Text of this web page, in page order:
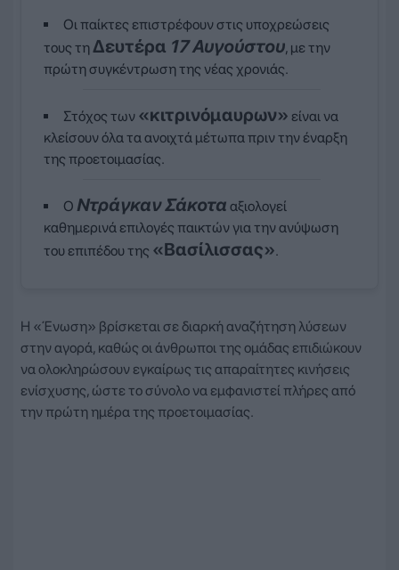
Οι παίκτες επιστρέφουν στις υποχρεώσεις
τους τηΔευτέρα 17 Αυγούστου, με την
πρώτη συγκέντρωση της νέας χρονιάς.
Στόχος των «κιτρινόμαυρων» είναι να
κλείσουν όλα τα ανοιχτά μέτωπα πριν την έναρξη
της προετοιμασίας.
Ο Ντράγκαν Σάκοτα αξιολογεί
καθημερινά επιλογές παικτών για την ανύψωση
του επιπέδου της «Βασίλισσας».
Η «Ένωση» βρίσκεται σε διαρκή αναζήτηση λύσεων
στην αγορά, καθώς οι άνθρωποι της ομάδας επιδιώκουν
να ολοκληρώσουν εγκαίρως τις απαραίτητες κινήσεις
ενίσχυσης, ώστε το σύνολο να εμφανιστεί πλήρες από
την πρώτη ημέρα της προετοιμασίας.